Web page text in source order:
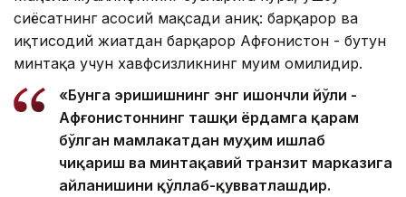
сиёсатнинг асосий мақсади аниқ: барқарор ва
иқтисодий жиҳатдан барқарор Афғонистон - бутун
минтақа учун хавфсизликнинг муҳим омилидир.
«Бунга эришишнинг энг ишончли йўли -
Афғонистоннинг ташқи ёрдамга қарам
бўлган мамлакатдан муҳим ишлаб
чиқариш ва минтақавий транзит марказига
айланишини қўллаб-қувватлашдир.